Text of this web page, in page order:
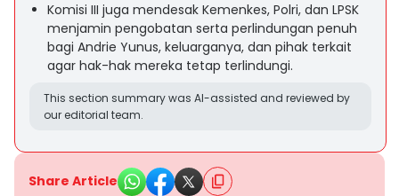
Komisi III juga mendesak Kemenkes, Polri, dan LPSK
menjamin pengobatan serta perlindungan penuh
bagi Andrie Yunus, keluarganya, dan pihak terkait
agar hak-hak mereka tetap terlindungi.
This section summary was AI-assisted and reviewed by
our editorial team.
Share Article